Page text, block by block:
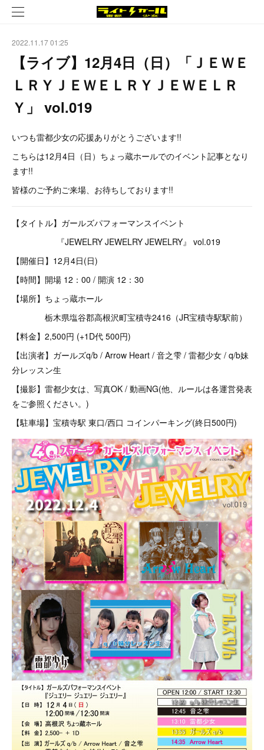
2022.11.17 01:25
【ライブ】12月4日（日）「ＪＥＷＥ
ＬＲＹＪＥＷＥＬＲＹＪＥＷＥＬＲ
Ｙ」 vol.019
いつも雷都少女の応援ありがとうございます!!
こちらは12月4日（日）ちょっ蔵ホールでのイベント記事となり
ます!!
皆様のご予約ご来場、お待ちしております!!
【タイトル】ガールズパフォーマンスイベント
『JEWELRY JEWELRY JEWELRY』 vol.019
【開催日】12月4日(日)
【時間】開場 12：00 / 開演 12：30
【場所】ちょっ蔵ホール
栃木県塩谷郡高根沢町宝積寺2416（JR宝積寺駅駅前）
【料金】2,500円 (+1D代 500円)
【出演者】ガールズq/b / Arrow Heart / 音之雫 / 雷都少女 / q/b妹
分レッスン生
【撮影】雷都少女は、写真OK / 動画NG(他、ルールは各運営発表
をご参照ください。)
【駐車場】宝積寺駅 東口/西口 コインパーキング(終日500円)